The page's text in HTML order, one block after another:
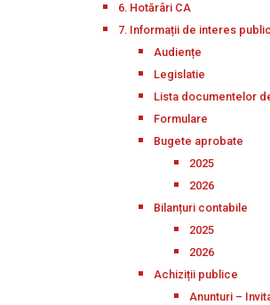
6. Hotărâri CA
7. Informații de interes public
Audiențe
Legislatie
Lista documentelor
Formulare
Bugete aprobate
2025
2026
Bilanțuri contabile
2025
2026
Achiziții publice
Anunturi –